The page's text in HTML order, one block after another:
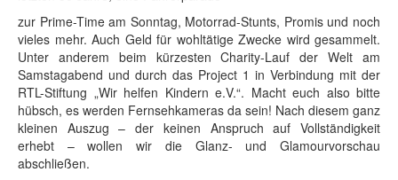
zur Prime-Time am Sonntag, Motorrad-Stunts, Promis und noch
vieles mehr. Auch Geld für wohltätige Zwecke wird gesammelt.
Unter anderem beim kürzesten Charity-Lauf der Welt am
Samstagabend und durch das Project 1 in Verbindung mit der
RTL-Stiftung „Wir helfen Kindern e.V.“. Macht euch also bitte
hübsch, es werden Fernsehkameras da sein! Nach diesem ganz
kleinen Auszug – der keinen Anspruch auf Vollständigkeit
erhebt – wollen wir die Glanz- und Glamourvorschau
abschließen.